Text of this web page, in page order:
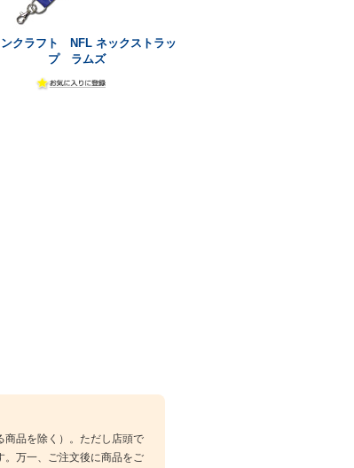
ンクラフト NFL ネックストラッ
プ ラムズ
品を除く）。ただし店頭で
。万一、ご注文後に商品をご